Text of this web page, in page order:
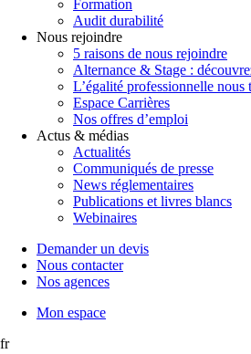
Formation
Audit durabilité
Nous rejoindre
5 raisons de nous rejoindre
Alternance & Stage :
L’égalité professionnelle
Espace Carrières
Nos offres d’emploi
Actus & médias
Actualités
Communiqués de presse
News réglementaires
Publications et livres blancs
Webinaires
Demander un devis
Nous contacter
Nos agences
Mon espace
fr